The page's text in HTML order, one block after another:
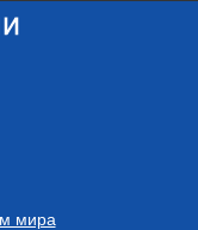
мира